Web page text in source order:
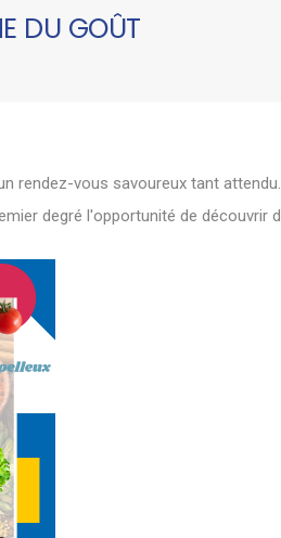
DU GOÛT
rendez-vous savoureux tant
degré l'opportunité de découvrir